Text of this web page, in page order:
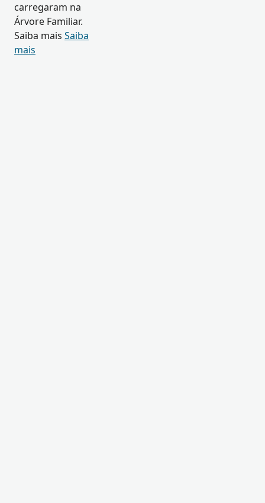
carregaram na
Árvore Familiar.
Saiba mais Saiba
mais